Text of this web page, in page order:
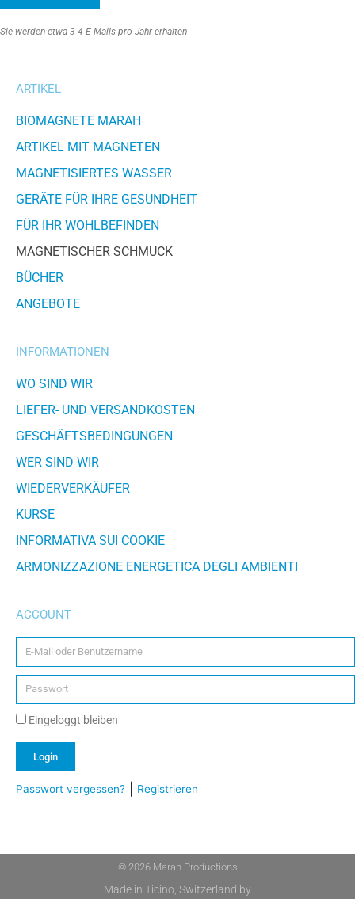
Sie werden etwa 3-4 E-Mails pro Jahr erhalten
ARTIKEL
BIOMAGNETE MARAH
ARTIKEL MIT MAGNETEN
MAGNETISIERTES WASSER
GERÄTE FÜR IHRE GESUNDHEIT
FÜR IHR WOHLBEFINDEN
MAGNETISCHER SCHMUCK
BÜCHER
ANGEBOTE
INFORMATIONEN
WO SIND WIR
LIEFER- UND VERSANDKOSTEN
GESCHÄFTSBEDINGUNGEN
WER SIND WIR
WIEDERVERKÄUFER
KURSE
INFORMATIVA SUI COOKIE
ARMONIZZAZIONE ENERGETICA DEGLI AMBIENTI
ACCOUNT
Eingeloggt bleiben
Login
Passwort vergessen? Registrieren
© 2026 Marah Productions
Made in Ticino, Switzerland by